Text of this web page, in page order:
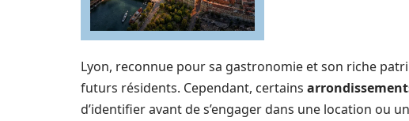
Lyon, reconnue pour sa gastronomie et son riche
futurs résidents. Cependant, certains
d’identifier avant de s’engager dans une location ou